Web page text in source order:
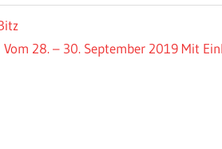
28. – 30. September 2019 Mit